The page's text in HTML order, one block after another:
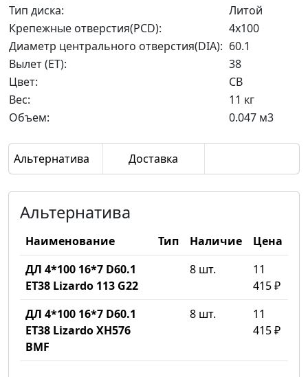
Тип диска:
Литой
Крепежные отверстия(PCD):
4x100
Диаметр центрального отверстия(DIA): 60.1
Вылет (ET):
38
Цвет:
CB
Вес:
11 кг
Объем:
0.047 м3
Альтернатива Доставка
Альтернатива
Наименование Тип Наличие
Цена
ДЛ 4*100 16*7 D60.1
ET38 Lizardo 113 G22
8 шт.
11
415 ₽
ДЛ 4*100 16*7 D60.1
ET38 Lizardo XH576
BMF
8 шт.
11
415 ₽